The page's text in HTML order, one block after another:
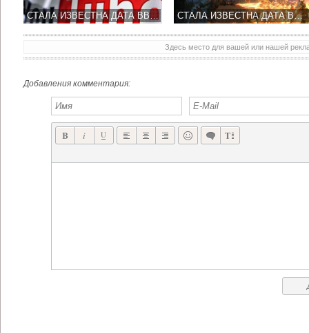
СТАЛА ИЗВЕСТНА ДАТА ВВЕДЕНИЯ ПЛАТНОЙ ПОДПИСКИ НА ЮТУБ СТАЛА ИЗВЕСТНА ДАТА ВЫХОДА WITCHER 4
Здесь место для вашей или нашей
Добавления комментария: